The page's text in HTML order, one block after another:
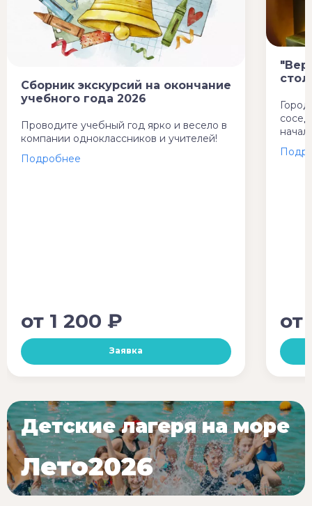
Сборник экскурсий на окончание
учебного года 2026
Проводите учебный год ярко и весело в
компании одноклассников и учителей!
от 1 200 ₽
Заявка
от
Детские лагеря на море
Лето2026